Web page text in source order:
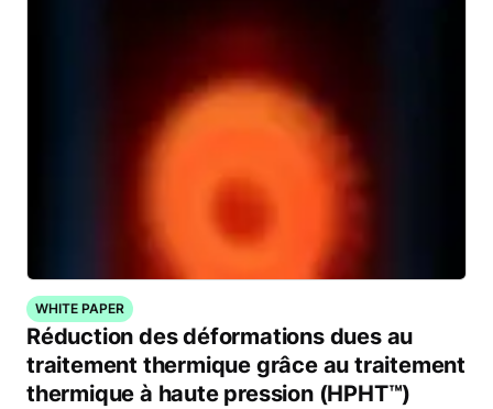
WHITE PAPER
Réduction des déformations dues au
traitement thermique grâce au traitement
thermique à haute pression (HPHT™)